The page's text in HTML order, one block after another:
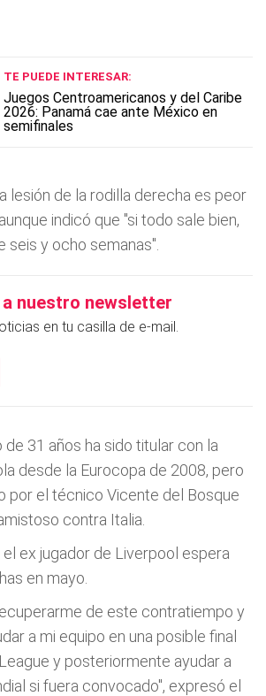
TE PUEDE INTERESAR:
Juegos Centroamericanos y del Caribe
2026: Panamá cae ante México en
semifinales
lesión de la rodilla derecha es peor
indicó que "si todo sale bien,
seis y ocho semanas".
nuestro newsletter
en tu casilla de e-mail.
de 31 años ha sido titular con la
desde la Eurocopa de 2008, pero
por el técnico Vicente del Bosque
contra Italia.
ex jugador de Liverpool espera
en mayo.
de este contratiempo y
a mi equipo en una posible final
y posteriormente ayudar a
si fuera convocado", expresó el